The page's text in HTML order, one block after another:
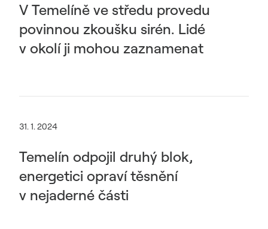
V Temelíně ve středu provedu
povinnou zkoušku sirén. Lidé
v okolí ji mohou zaznamenat
31. 1. 2024
Temelín odpojil druhý blok,
energetici opraví těsnění
v nejaderné části